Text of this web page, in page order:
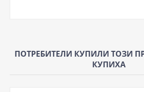
ПОТРЕБИТЕЛИ КУПИЛИ ТОЗИ
КУПИХА